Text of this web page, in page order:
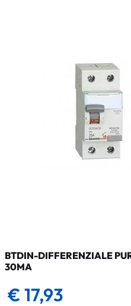
BTDIN-DIFFERENZIALE
30MA
€ 17,93